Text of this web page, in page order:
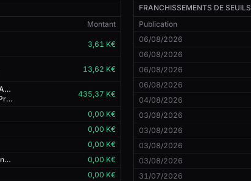
Montant
3,61 K€
13,62 K€
TIKEHAU CAPITAL ADVISORS
Antoine Flamarion, Président DE AF&CO MANAGEMENT
435,37 K€
0,00 K€
0,00 K€
0,00 K€
Manuel Ferreira Fernandes GUSTAVO
0,00 K€
0,00 K€
FRANCHISSEMENTS DE SEUILS
Publication
06/08/2026
06/08/2026
06/08/2026
06/08/2026
04/08/2026
03/08/2026
03/08/2026
03/08/2026
03/08/2026
31/07/2026